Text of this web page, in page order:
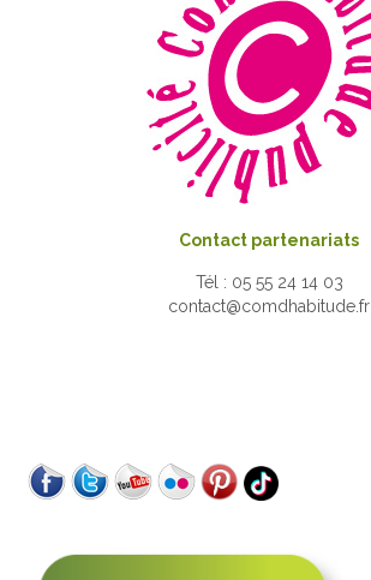
Contact partenariats
Tél : 05 55 24 14 03
contact@comdhabitude.fr